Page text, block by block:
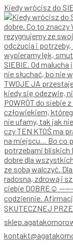
Kiedy wrócisz do